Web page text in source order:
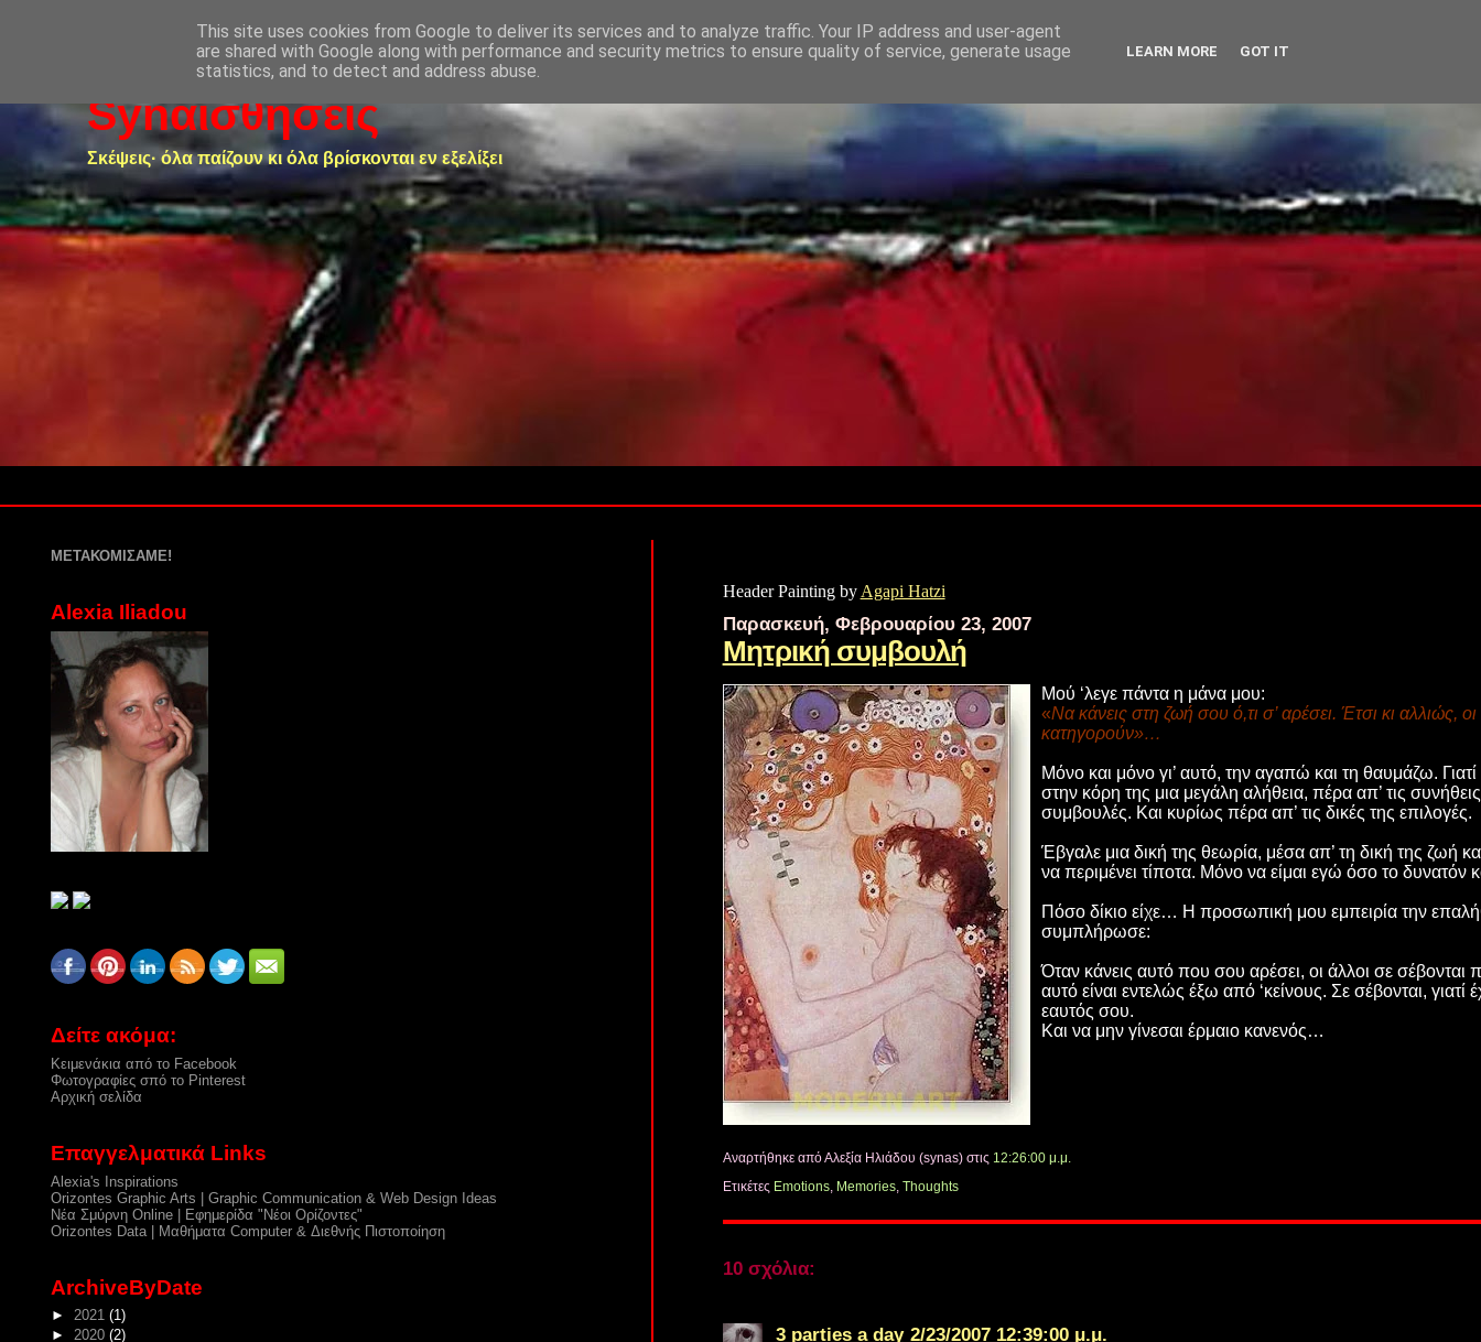
Synαισθήσεις
Σκέψεις· όλα παίζουν κι όλα βρίσκονται εν εξελίξει
Header Painting by Agapi Hatzi
Παρασκευή, Φεβρουαρίου 23, 2007
Μητρική συμβουλή
Μού ‘λεγε πάντα η μάνα μου:
«Να κάνεις στη ζωή σου ό,τι σ’ αρέσει. Έτσι κι αλλιώς,
κατηγορούν»…
Μόνο και μόνο γι’ αυτό, την αγαπώ και τη θαυμάζω. Γιατί
στην κόρη της μια μεγάλη αλήθεια, πέρα απ’ τις
συμβουλές. Και κυρίως πέρα απ’ τις δικές της επιλογές.
Έβγαλε μια δική της θεωρία, μέσα απ’ τη δική της ζωή
να περιμένει τίποτα. Μόνο να είμαι εγώ όσο το δυνατόν
Πόσο δίκιο είχε… Η προσωπική μου εμπειρία την
συμπλήρωσε:
Όταν κάνεις αυτό που σου αρέσει, οι άλλοι σε σέβονται
αυτό είναι εντελώς έξω από ‘κείνους. Σε σέβονται, γιατί
εαυτός σου.
Και να μην γίνεσαι έρμαιο κανενός…
Αναρτήθηκε από Αλεξία Ηλιάδου (synas) στις 12:26:00 μ.μ.
Ετικέτες Emotions, Memories, Thoughts
10 σχόλια:
3 parties a day 2/23/2007 12:39:00 μ.μ.
ΜΕΤΑΚΟΜΙΣΑΜΕ!
Alexia Iliadou
Δείτε ακόμα:
Κειμενάκια από το Facebook
Φωτογραφίες σπό το Pinterest
Αρχική σελίδα
Επαγγελματικά Links
Alexia's Inspirations
Orizontes Graphic Arts | Graphic Communication & Web Design Ideas
Νέα Σμύρνη Online | Εφημερίδα "Νέοι Ορίζοντες"
Orizontes Data | Μαθήματα Computer & Διεθνής Πιστοποίηση
ArchiveByDate
► 2021 (1)
► 2020 (2)
This site uses cookies from Google to deliver its services and to analyze traffic. Your IP address and user-agent
are shared with Google along with performance and security metrics to ensure quality of service, generate usage
statistics, and to detect and address abuse.
LEARN MORE GOT IT